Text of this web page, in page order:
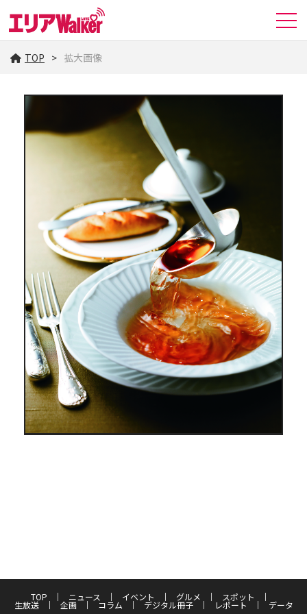
TOP 拡大画像
TOP ニュース イベント グルメ スポット
生放送 企画 コラム デジタル冊子 レポート データ